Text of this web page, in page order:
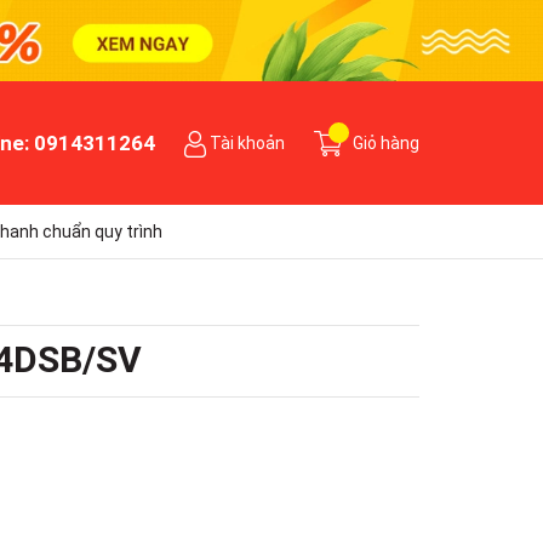
0914311264 Tài khoản Giỏ hàng
chuẩn quy trình
SV